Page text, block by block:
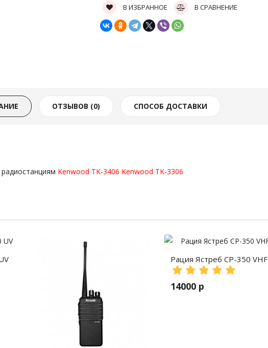
В ИЗБРАННОЕ В СРАВНЕНИЕ
ОТЗЫВОВ (0) СПОСОБ ДОСТАВКИ
Kenwood TK-3406 Kenwood TK-3306
Рация Ястреб СР-350 VHF
14000 р